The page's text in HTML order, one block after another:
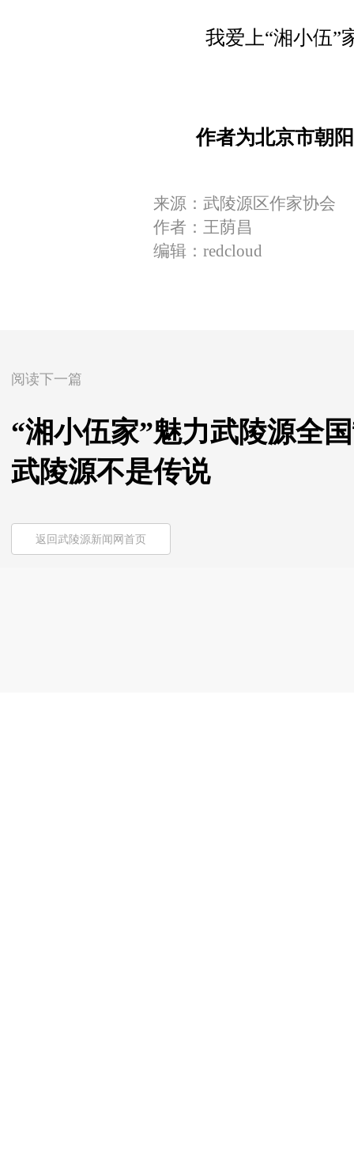
我爱上“湘小伍”
作者为北京市朝阳
来源：武陵源区作家协会
作者：王荫昌
编辑：redcloud
阅读下一篇
“湘小伍家”魅力武陵源全
武陵源不是传说
返回武陵源新闻网首页